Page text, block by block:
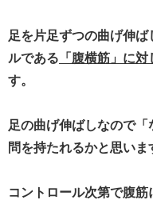
足を片足ずつの曲げ伸
ルである 「腹横筋」に
す。
足の曲げ伸ばしなので
問を持たれるかと思いま
コントロール次第で腹